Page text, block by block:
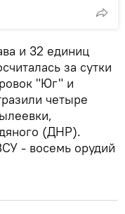
и 32 единиц
за сутки
"Юг" и
четыре
(ДНР).
- восемь орудий